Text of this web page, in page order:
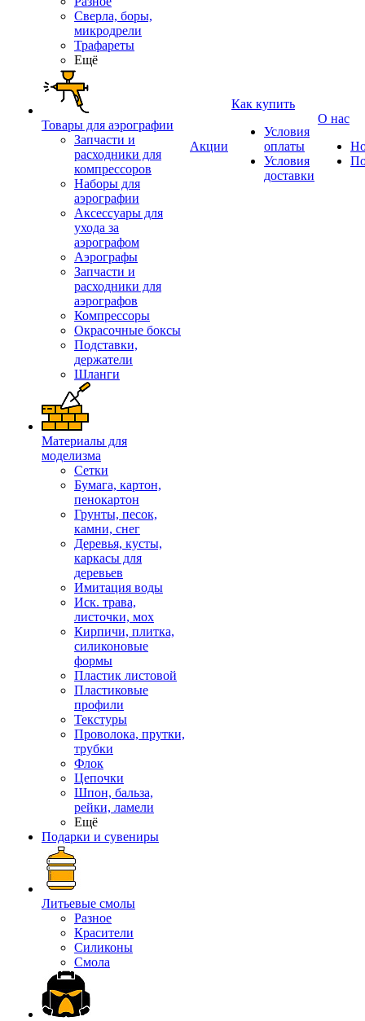
Сверла, боры,
микродрели
Трафареты
Ещё
Товары для аэрографии
Запчасти и
расходники для
компрессоров
Наборы для
аэрографии
Аксессуары для
ухода за
аэрографом
Аэрографы
Запчасти и
расходники для
аэрографов
Компрессоры
Окрасочные боксы
Подставки,
держатели
Шланги
Материалы для
моделизма
Сетки
Бумага, картон,
пенокартон
Грунты, песок,
камни, снег
Деревья, кусты,
каркасы для
деревьев
Имитация воды
Иск. трава,
листочки, мох
Кирпичи, плитка,
силиконовые
формы
Пластик листовой
Пластиковые
профили
Текстуры
Проволока, прутки,
трубки
Флок
Цепочки
Шпон, бальза,
рейки, ламели
Ещё
Подарки и сувениры
Литьевые смолы
Разное
Красители
Силиконы
Смола
Акции
Как купить
Условия
оплаты
Условия
доставки
О нас